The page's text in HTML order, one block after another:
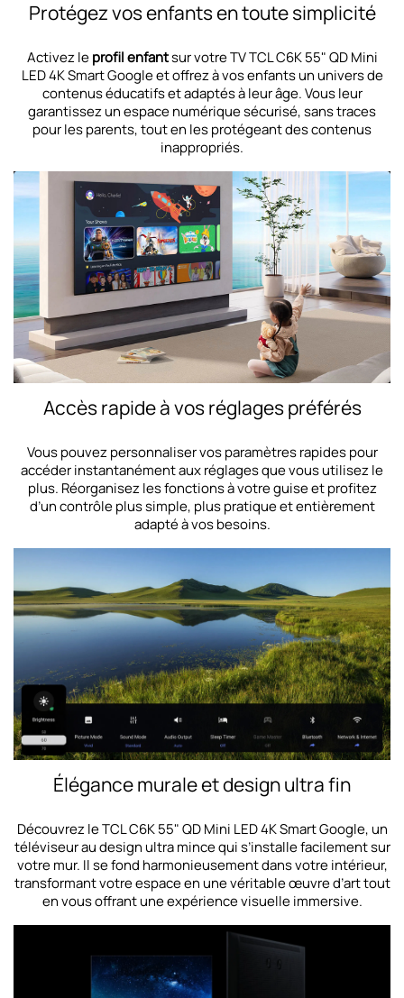
Protégez vos enfants en toute simplicité
Activez leprofil enfantsur votre TV TCL C6K 55" QD Mini
LED 4K Smart Google et offrez à vos enfants un univers de
contenus éducatifs et adaptés à leur âge. Vous leur
garantissez un espace numérique sécurisé, sans traces
pour les parents, tout en les protégeant des contenus
inappropriés.
Accès rapide à vos réglages préférés
Vous pouvez personnaliser vos paramètres rapides pour
accéder instantanément aux réglages que vous utilisez le
plus. Réorganisez les fonctions à votre guise et profitez
d’un contrôle plus simple, plus pratique et entièrement
adapté à vos besoins.
Élégance murale et design ultra fin
Découvrez le TCL C6K 55" QD Mini LED 4K Smart Google, un
téléviseur au design ultra mince qui s’installe facilement sur
votre mur. Il se fond harmonieusement dans votre intérieur,
transformant votre espace en une véritable œuvre d’art tout
en vous offrant une expérience visuelle immersive.